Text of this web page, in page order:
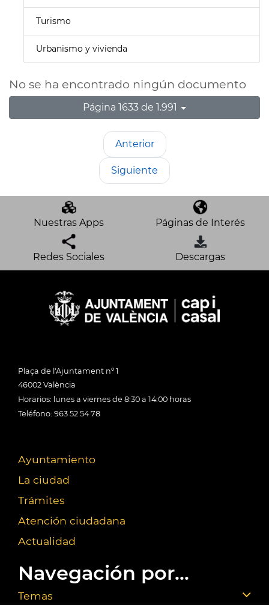
Turismo
Urbanismo y vivienda
No se ha encontrado ningún documento
Página 1633 de 1.991
Anterior
Siguiente
Nuestras Apps Páginas de Interés
Redes Sociales Descargas
Plaça de l'Ajuntament nº 1
46002 València
Horarios: lunes a viernes de 8:30 a 14:00 horas
Teléfono: 963 52 54 78
Ayuntamiento
La ciudad
Trámites
Atención ciudadana
Actualidad
Navegación por...
Temas